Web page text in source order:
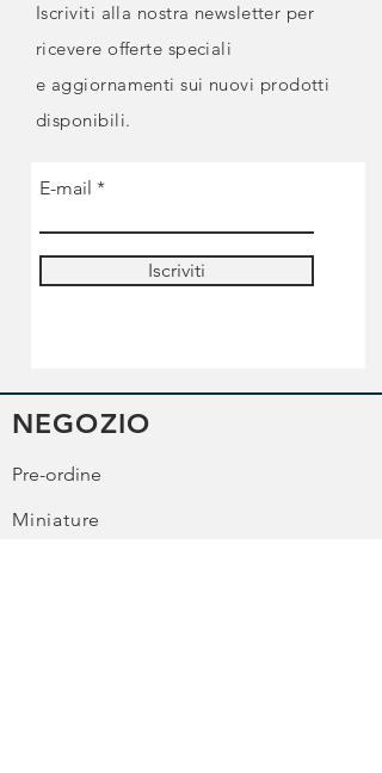
Iscriviti alla nostra newsletter per
ricevere offerte speciali
e aggiornamenti sui nuovi prodotti
disponibili.
E-mail
Iscriviti
NEGOZIO
Pre-ordine
Miniature